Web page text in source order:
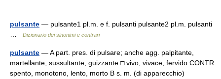
pulsante — pulsante1 pl.m. e f. pulsanti pulsante2 pl.m. pulsanti
Dizionario dei sinonimi e contrari
pulsante — A part. pres. di pulsare; anche agg. palpitante,
martellante, sussultante, guizzante □ vivo, vivace, fervido CONTR.
spento, monotono, lento, morto B s. m. (di apparecchio)